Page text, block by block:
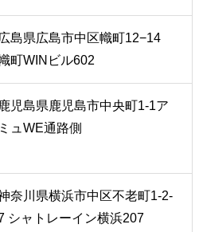
広島県広島市中区幟町12−14
町WINビル602
鹿児島県鹿児島市中央町1-1ア
ミュWE通路側
奈川県横浜市中区不老町1-2-
シャトレーイン横浜207